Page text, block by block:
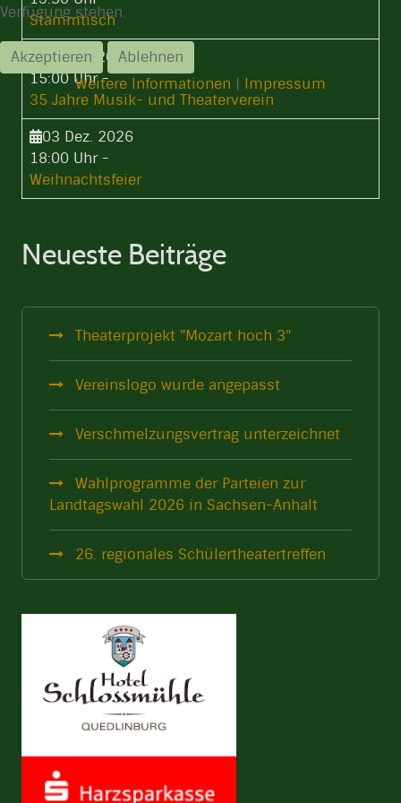
Stammtisch
17 Okt. 2026
15:00 Uhr-
35 Jahre Musik- und Theaterverein
03 Dez. 2026
18:00 Uhr-
Weihnachtsfeier
Neueste Beiträge
Theaterprojekt "Mozart hoch 3"
Vereinslogo wurde angepasst
Verschmelzungsvertrag unterzeichnet
Wahlprogramme der Parteien zur
Landtagswahl 2026 in Sachsen-Anhalt
26. regionales Schülertheatertreffen
Verfügung stehen.
Akzeptieren
Ablehnen
Weitere Informationen | Impressum